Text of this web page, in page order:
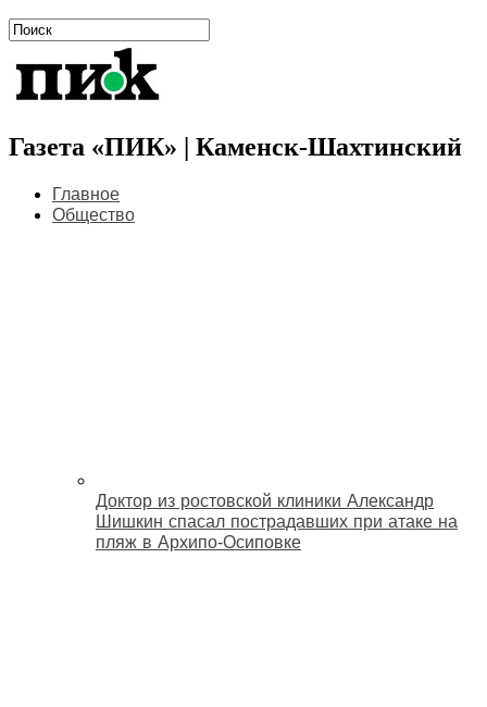
Газета «ПИК» | Каменск-Шахтинский
Главное
Общество
Доктор из ростовской клиники Александр
Шишкин спасал пострадавших при атаке на
пляж в Архипо‑Осиповке